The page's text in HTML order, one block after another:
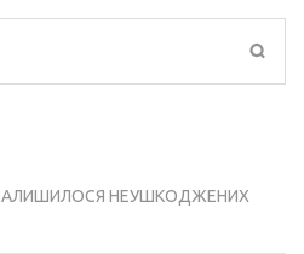
ЗАЛИШИЛОСЯ НЕУШКОДЖЕНИХ